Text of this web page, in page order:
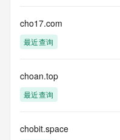
cho17.com
最近查询
choan.top
最近查询
chobit.space